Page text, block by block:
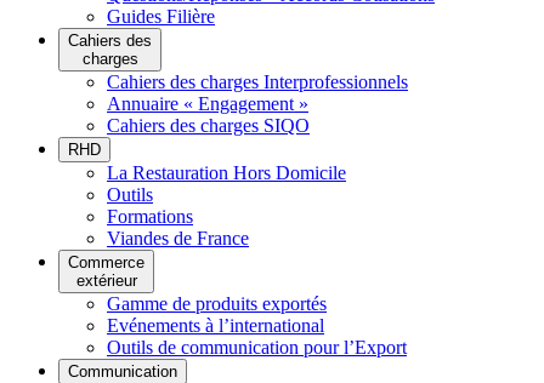
Guides Filière
Cahiers des
charges
Cahiers des charges Interprofessionnels
Annuaire « Engagement »
Cahiers des charges SIQO
RHD
La Restauration Hors Domicile
Outils
Formations
Viandes de France
Commerce
extérieur
Gamme de produits exportés
Evénements à l’international
Outils de communication pour l’Export
Communication